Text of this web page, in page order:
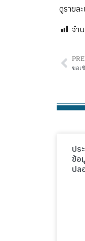
ดูรายล
จำ
ปร
ข้อ
ปล